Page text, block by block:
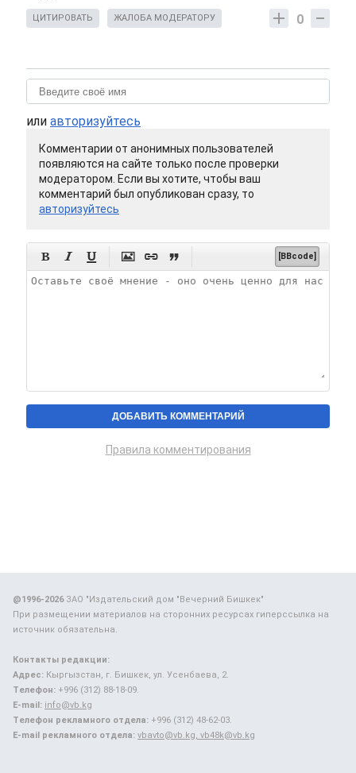
0
ЦИТИРОВАТЬ ЖАЛОБА МОДЕРАТОРУ
или авторизуйтесь
Комментарии от анонимных пользователей
появляются на сайте только после проверки
модератором. Если вы хотите, чтобы ваш
комментарий был опубликован сразу, то
авторизуйтесь
      [BBcode]
Правила комментирования
@1996-2026ЗАО "Издательский дом "Вечерний Бишкек"
При размещении материалов на сторонних ресурсах гиперссылка на
источник обязательна.
Контакты редакции:
Адрес: Кыргызстан, г. Бишкек, ул. Усенбаева, 2.
Телефон: +996 (312) 88-18-09.
E-mail: info@vb.kg
Телефон рекламного отдела: +996 (312) 48-62-03.
E-mail рекламного отдела: vbavto@vb.kg, vb48k@vb.kg